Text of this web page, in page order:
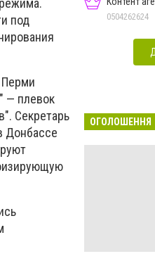
под
Перми
— плевок
Секретарь
Донбассе
0504262624
ОГОЛОШЕННЯ